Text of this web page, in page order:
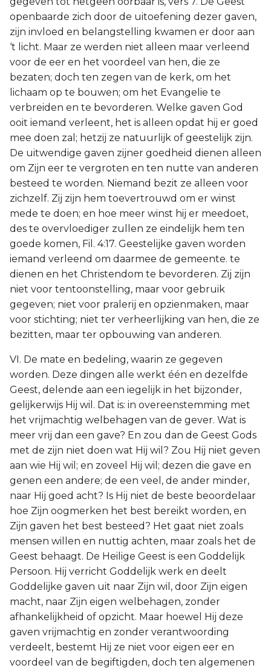
openbaarde zich door de uitoefening dezer gaven,
zijn invloed en belangstelling kwamen er door aan
‘t licht. Maar ze werden niet alleen maar verleend
voor de eer en het voordeel van hen, die ze
bezaten; doch ten zegen van de kerk, om het
lichaam op te bouwen; om het Evangelie te
verbreiden en te bevorderen. Welke gaven God
ooit iemand verleent, het is alleen opdat hij er goed
mee doen zal; hetzij ze natuurlijk of geestelijk zijn.
De uitwendige gaven zijner goedheid dienen alleen
om Zijn eer te vergroten en ten nutte van anderen
besteed te worden. Niemand bezit ze alleen voor
zichzelf. Zij zijn hem toevertrouwd om er winst
mede te doen; en hoe meer winst hij er meedoet,
des te overvloediger zullen ze eindelijk hem ten
goede komen, Fil. 4:17. Geestelijke gaven worden
iemand verleend om daarmee de gemeente. te
dienen en het Christendom te bevorderen. Zij zijn
niet voor tentoonstelling, maar voor gebruik
gegeven; niet voor pralerij en opzienmaken, maar
voor stichting; niet ter verheerlijking van hen, die ze
bezitten, maar ter opbouwing van anderen.
VI. De mate en bedeling, waarin ze gegeven
worden. Deze dingen alle werkt één en dezelfde
Geest, delende aan een iegelijk in het bijzonder,
gelijkerwijs Hij wil. Dat is: in overeenstemming met
het vrijmachtig welbehagen van de gever. Wat is
meer vrij dan een gave? En zou dan de Geest Gods
met de zijn niet doen wat Hij wil? Zou Hij niet geven
aan wie Hij wil; en zoveel Hij wil; dezen die gave en
genen een andere; de een veel, de ander minder,
naar Hij goed acht? Is Hij niet de beste beoordelaar
hoe Zijn oogmerken het best bereikt worden, en
Zijn gaven het best besteed? Het gaat niet zoals
mensen willen en nuttig achten, maar zoals het de
Geest behaagt. De Heilige Geest is een Goddelijk
Persoon. Hij verricht Goddelijk werk en deelt
Goddelijke gaven uit naar Zijn wil, door Zijn eigen
macht, naar Zijn eigen welbehagen, zonder
afhankelijkheid of opzicht. Maar hoewel Hij deze
gaven vrijmachtig en zonder verantwoording
verdeelt, bestemt Hij ze niet voor eigen eer en
voordeel van de begiftigden, doch ten algemenen